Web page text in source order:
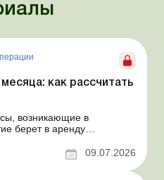
как рассчитать
возникающие в
берет в аренду
Предприятие
с 15.07.2026.
арендная плата
09.07.2026